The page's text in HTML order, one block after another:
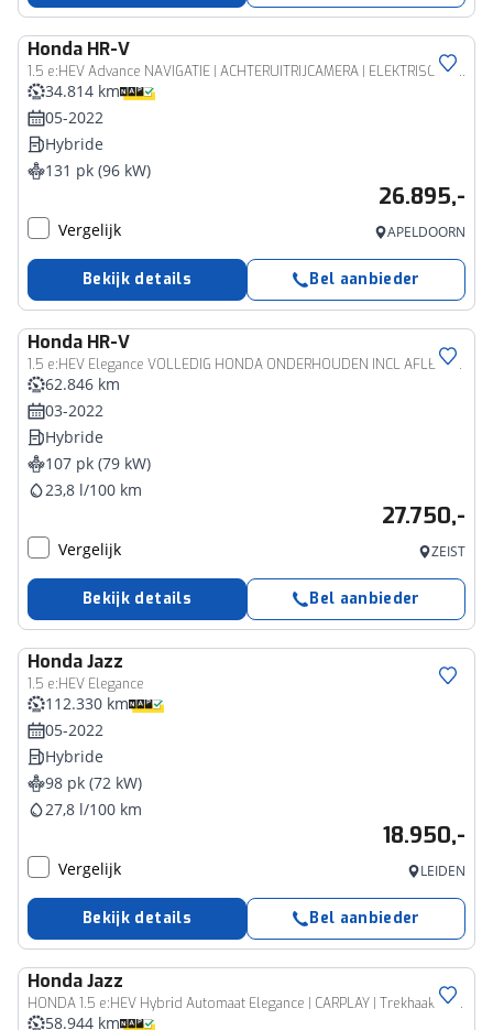
Honda HR-V
1.5 e:HEV Advance NAVIGATIE | ACHTERUITRIJCAMERA | ELEKTRISCHE KOFFERKLEP
34.814 km
05-2022
Hybride
131 pk (96 kW)
26.895,-
Vergelijk APELDOORN
Bekijk details Bel aanbieder
Honda HR-V
1.5 e:HEV Elegance VOLLEDIG HONDA ONDERHOUDEN INCL AFLEVERING EN BOVAG GARANTIE
62.846 km
03-2022
Hybride
107 pk (79 kW)
23,8 l/100 km
27.750,-
Vergelijk ZEIST
Bekijk details Bel aanbieder
HondaJazz
1.5 e:HEV Elegance
112.330 km
05-2022
Hybride
98 pk (72 kW)
27,8 l/100 km
18.950,-
Vergelijk LEIDEN
Bekijk details Bel aanbieder
HondaJazz
HONDA 1.5 e:HEV Hybrid Automaat Elegance | CARPLAY | Trekhaak | Stoelverwarming | Cruise | Clima |
58.944 km